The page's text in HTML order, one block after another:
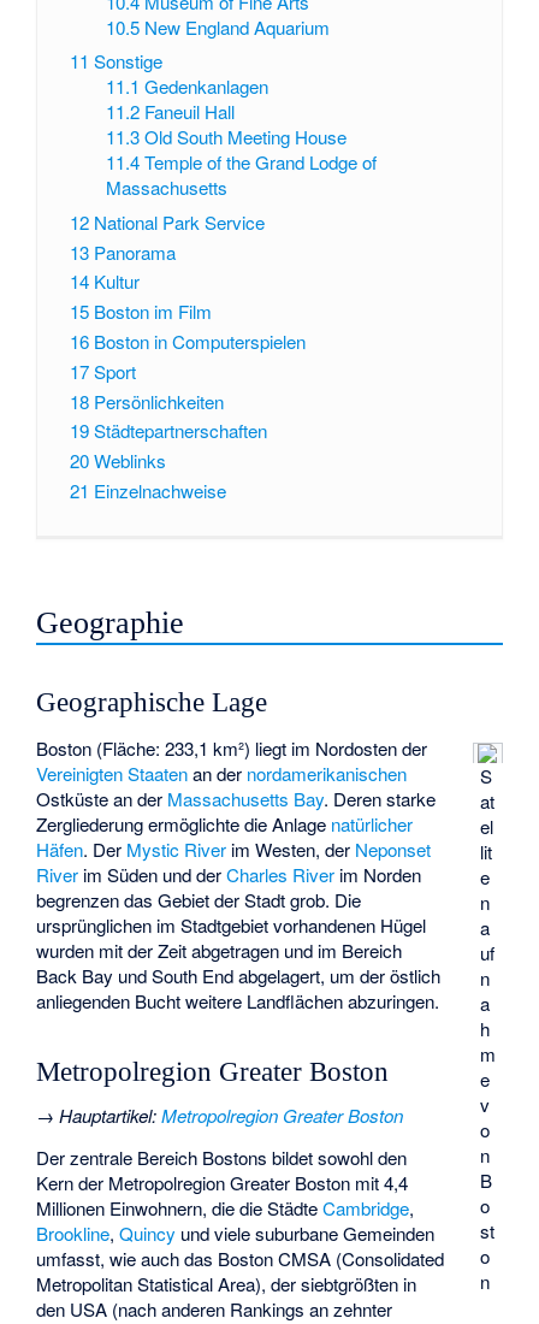
10.5 New England Aquarium
11 Sonstige
11.1 Gedenkanlagen
11.2 Faneuil Hall
11.3 Old South Meeting House
11.4 Temple of the Grand Lodge of
Massachusetts
12 National Park Service
13 Panorama
14 Kultur
15 Boston im Film
16 Boston in Computerspielen
17Sport
18 Persönlichkeiten
19Städtepartnerschaften
20Weblinks
21 Einzelnachweise
Geographie
Geographische Lage
S
at
el
lit
e
n
a
uf
n
a
h
m
e
v
o
n
B
o
st
o
n
Boston (Fläche: 233,1 km²) liegt im Nordosten der
Vereinigten Staatenan der nordamerikanischen
Ostküste an der Massachusetts Bay. Deren starke
Zergliederung ermöglichte die Anlage natürlicher
Häfen. Der Mystic River im Westen, der Neponset
River im Süden und derCharles River im Norden
begrenzen das Gebiet der Stadt grob. Die
ursprünglichen im Stadtgebiet vorhandenen Hügel
wurden mit der Zeit abgetragen und im Bereich
Back Bay und South End abgelagert, um der östlich
anliegenden Bucht weitere Landflächen abzuringen.
Metropolregion Greater Boston
→Hauptartikel:Metropolregion Greater Boston
Der zentrale Bereich Bostons bildet sowohl den
Kern der Metropolregion Greater Boston mit 4,4
Millionen Einwohnern, die die StädteCambridge,
Brookline,Quincy und viele suburbane Gemeinden
umfasst, wie auch das Boston CMSA (Consolidated
Metropolitan Statistical Area), der siebtgrößten in
den USA (nach anderen Rankings an zehnter